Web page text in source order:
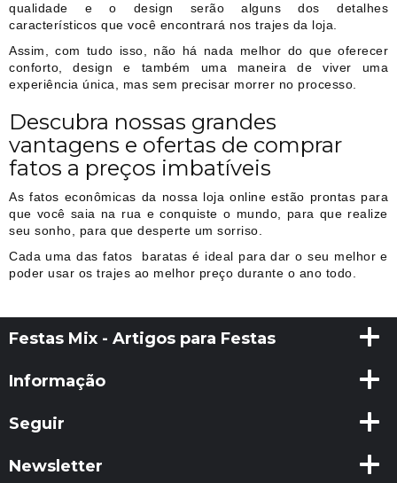
qualidade e o design serão alguns dos detalhes
característicos que você encontrará nos trajes da loja.
Assim, com tudo isso, não há nada melhor do que oferecer
conforto, design e também uma maneira de viver uma
experiência única, mas sem precisar morrer no processo.
Descubra nossas grandes
vantagens e ofertas de comprar
fatos a preços imbatíveis
As fatos econômicas da nossa loja online estão prontas para
que você saia na rua e conquiste o mundo, para que realize
seu sonho, para que desperte um sorriso.
Cada uma das fatos baratas é ideal para dar o seu melhor e
poder usar os trajes ao melhor preço durante o ano todo.
Festas Mix - Artigos para Festas
Informação
Seguir
Newsletter